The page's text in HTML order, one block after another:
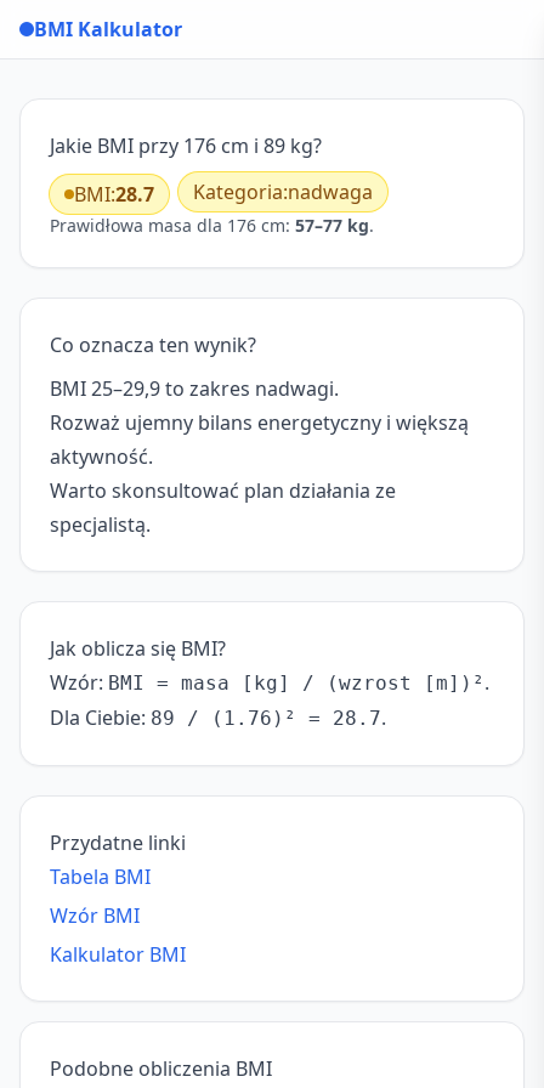
BMI Kalkulator
Jakie BMI przy 176 cm i 89 kg?
BMI:28.7 Kategoria:nadwaga
Prawidłowa masa dla 176 cm: 57–77 kg.
Co oznacza ten wynik?
BMI 25–29,9 to zakres nadwagi.
Rozważ ujemny bilans energetyczny i większą
aktywność.
Warto skonsultować plan działania ze
specjalistą.
Jak oblicza się BMI?
Wzór: BMI = masa [kg] / (wzrost [m])² .
Dla Ciebie: 89 / (1.76)² = 28.7.
Przydatne linki
Tabela BMI
Wzór BMI
Kalkulator BMI
Podobne obliczenia BMI